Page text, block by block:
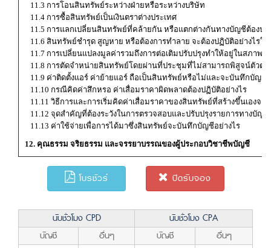
11.3 การโอนสินทรัพย์ระหว่างฝ่ายหรือระหว่างบริษัท
11.4 การซื้อสินทรัพย์เป็นเงินตราต่างประเทศ
11.5 การแลกเปลี่ยนสินทรัพย์ที่คล้ายกัน หรือแตกต่างกันทางบัญชีต้องปฏิ
11.6 สินทรัพย์ชํารุด สูญหาย หรือต้องการทำลาย จะต้องปฏิบัติอย่างไรให้
11.7 การเปลี่ยนแปลงมูลค่ารวมถึงการต่อเติมปรับปรุงทำให้อยู่ในสภาพ
11.8 การตัดจําหน่ายสินทรัพย์โดยผ่านที่ประชุมที่ไม่สามารถพิสูจน์ตัวตน
11.9 ค่าติดตั้งแอร์ ค่าย้ายแอร์ ถือเป็นสินทรัพย์หรือไม่และจะบันทึกบัญชี
11.10 กรณีคิดค่าสึกหรอ ค่าเสื่อมราคาผิดพลาดต้องปฏิบัติอย่างไร
11.11 วิธีการและการเริ่มคิดค่าเสื่อมราคาของสินทรัพย์ที่สร้างขึ้นเองจะ
11.12 จุดสำคัญที่ต้องระวังในการตรวจสอบและปรับปรุงรายการทางบัญชี
11.13 ค่าใช้จ่ายเพื่อการได้มาซึ่งสินทรัพย์จะบันทึกบัญชีอย่างไร
12. คุณธรรม จริยธรรม และจรรยาบรรณของผู้ประกอบวิชาชีพบัญชี
โบรชัวร์ ปิดรับจอง
นับชั่วโมง CPD
นับชั่วโมง CPA
บัญชี
อื่นๆ บัญชี อื่นๆ